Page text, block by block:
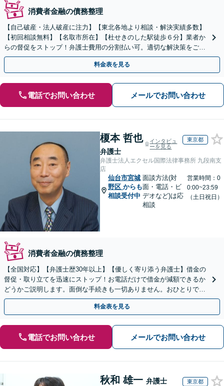
消費者金融の債務整理
【自己破産・法人破産に注力】【東北各地より相談・解決実績多数】
【初回相談無料】【名取市所在】【杜せきのした駅徒歩６分】業者か
らの督促をストップ！弁護士費用の分割払い可。適切な解決策をご提
案します【土曜相談可】【駐車場完備】【完全個室】
料金表を見る
電話でお問い合わせ メールでお問い合わせ
榎本 哲也
弁護士
インタビュ
ーを見る
東京都
弁護士法人エクセル国際法律事務所 九段南支
店
仙台市宮城
野区 からも
相談受付中
面談方法(対
面・電話・ビ
デオなど)は応
相談
営業時間：0
0:00~23:59
（土日祝日）
消費者金融の債務整理
【全国対応】【弁護士歴30年以上】【優しく寄り添う弁護士】借金の
督促・取り立てを迅速にストップ！お電話だけで借金が減額できるか
どうかご説明します。面倒な手続きも一切ありません。おひとりで悩
まず、お気軽にご相談ください。【電話相談可】
料金表を見る
電話でお問い合わせ メールでお問い合わせ
秋和 雄一 弁護士 東京都